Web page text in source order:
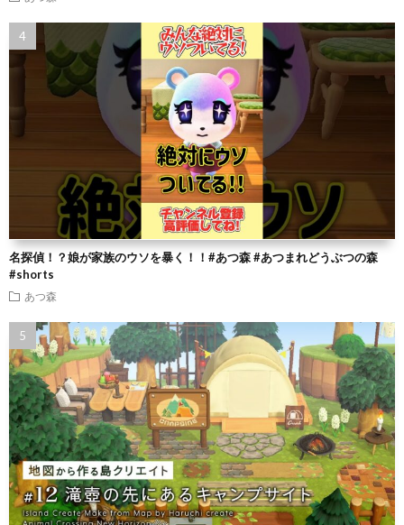
名探偵！？娘が家族のウソを暴く！！#あつ森 #あつまれどうぶつの森
#shorts
あつ森